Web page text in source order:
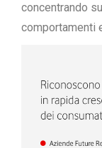
concentrando
comportamenti